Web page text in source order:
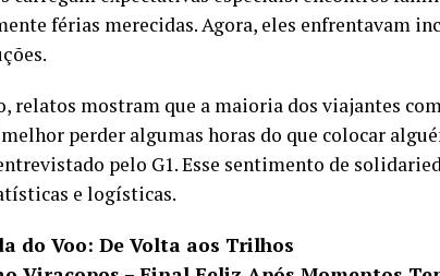
férias merecidas. Agora, eles enfrentavam
relatos mostram que a maioria dos viajantes
melhor perder algumas horas do que colocar
pelo G1. Esse sentimento de
e logísticas.
do Voo: De Volta aos Trilhos